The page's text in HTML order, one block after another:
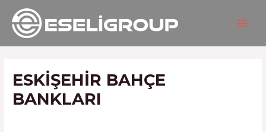
İçeriğe
atla
ESKIŞEHIR BAHÇE
BANKLARI
Yazı
gezinmesi